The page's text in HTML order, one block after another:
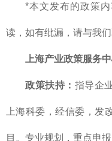
*本文发布的政策
读，如有纰漏，请与我们
上海产业政策服务
政策扶持： 指导企
上海科委，经信委，发
目。专业规划，重点申